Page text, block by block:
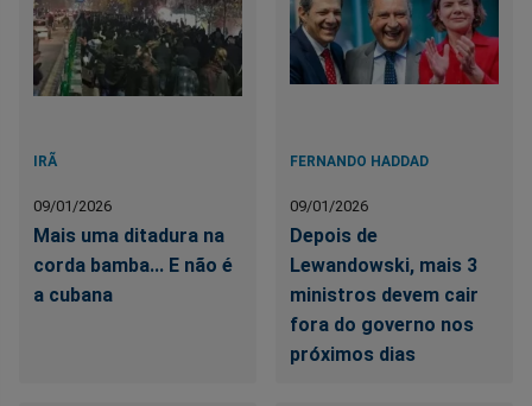
IRÃ
09/01/2026
Mais uma ditadura na
corda bamba... E não é
a cubana
FERNANDO HADDAD
09/01/2026
Depois de
Lewandowski, mais 3
ministros devem cair
fora do governo nos
próximos dias